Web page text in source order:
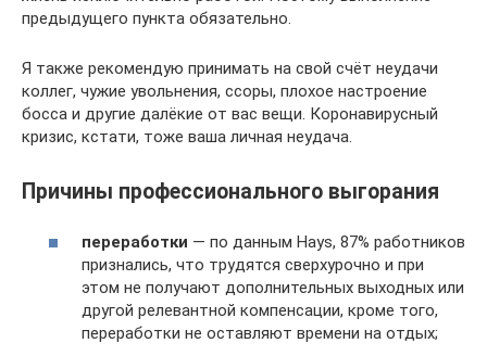
предыдущего пункта обязательно.
Я также рекомендую принимать на свой счёт неудачи
коллег, чужие увольнения, ссоры, плохое настроение
босса и другие далёкие от вас вещи. Коронавирусный
кризис, кстати, тоже ваша личная неудача.
Причины профессионального выгорания
переработки — по данным Hays, 87% работников
признались, что трудятся сверхурочно и при
этом не получают дополнительных выходных или
другой релевантной компенсации, кроме того,
переработки не оставляют времени на отдых;